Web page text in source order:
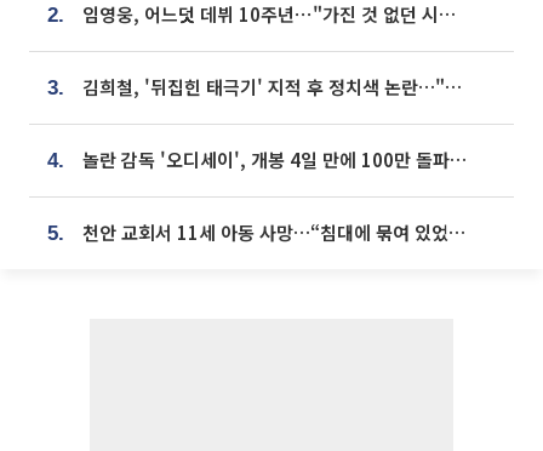
2. 임영웅, 어느덧 데뷔 10주년⋯"가진 것 없던 시절, 내 앞엔 20명의 팬뿐"
3. 김희철, '뒤집힌 태극기' 지적 후 정치색 논란…"좌우 떠나 우리나라 국기"
4. 놀란 감독 '오디세이', 개봉 4일 만에 100만 돌파⋯'왕사남' 보다 빠르다
5. 천안 교회서 11세 아동 사망…“침대에 묶여 있었다” 진술 확보